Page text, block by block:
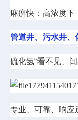
麻痹快：高浓度下
管道井、污水井
硫化氢“看不见、
专业、可靠、响应